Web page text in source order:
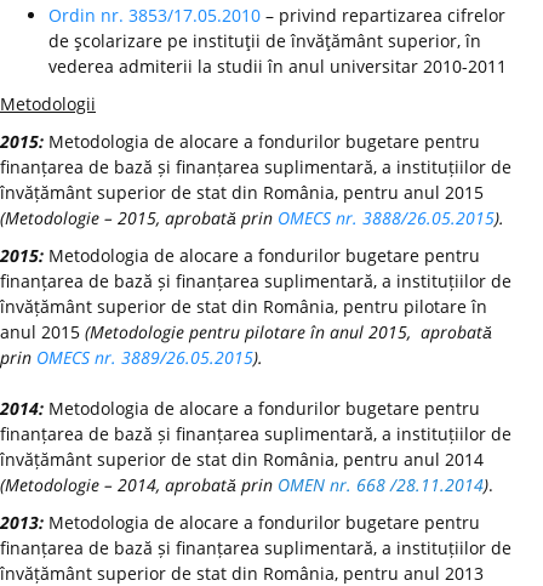
Ordin nr. 3853/17.05.2010 – privind repartizarea cifrelor
de şcolarizare pe instituţii de învăţământ superior, în
vederea admiterii la studii în anul universitar 2010-2011
Metodologii
2015: Metodologia de alocare a fondurilor bugetare pentru
finanțarea de bază și finanțarea suplimentară, a instituțiilor de
învățământ superior de stat din România, pentru anul 2015
(Metodologie – 2015, aprobată prin OMECS nr. 3888/26.05.2015).
2015: Metodologia de alocare a fondurilor bugetare pentru
finanțarea de bază și finanțarea suplimentară, a instituțiilor de
învățământ superior de stat din România, pentru pilotare în
anul 2015 (Metodologie pentru pilotare în anul 2015, aprobată
prin OMECS nr. 3889/26.05.2015).
2014: Metodologia de alocare a fondurilor bugetare pentru
finanțarea de bază și finanțarea suplimentară, a instituțiilor de
învățământ superior de stat din România, pentru anul 2014
(Metodologie – 2014, aprobată prin OMEN nr. 668 /28.11.2014).
2013: Metodologia de alocare a fondurilor bugetare pentru
finanțarea de bază și finanțarea suplimentară, a instituțiilor de
învățământ superior de stat din România, pentru anul 2013